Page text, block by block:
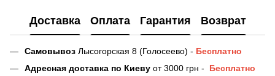
Доставка Оплата Гарантия Возврат
Самовывоз Лысогорская 8 (Голосеево) - Бесплатно
Адресная доставка по Киеву от 3000 грн -
Бесплатно